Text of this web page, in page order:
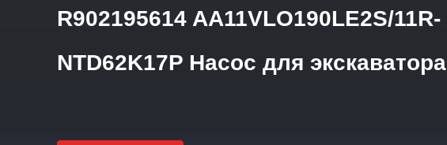
R902195614 AA11VLO190LE2S/11R-
NTD62K17P Насос для экскаватора